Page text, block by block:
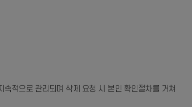
적으로 관리되며 삭제 요청 시 본인 확인절차를 거쳐